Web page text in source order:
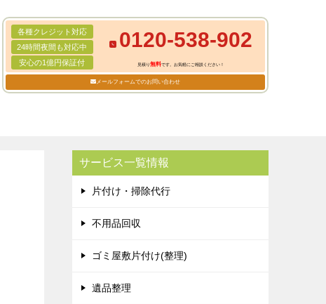
各種クレジット対応
24時間夜間も対応中
安心の1億円保証付
0120-538-902
見積り無料です。お気軽にご相談ください！
メールフォームでのお問い合わせ
サービス一覧情報
片付け・掃除代行
不用品回収
ゴミ屋敷片付け(整理)
遺品整理